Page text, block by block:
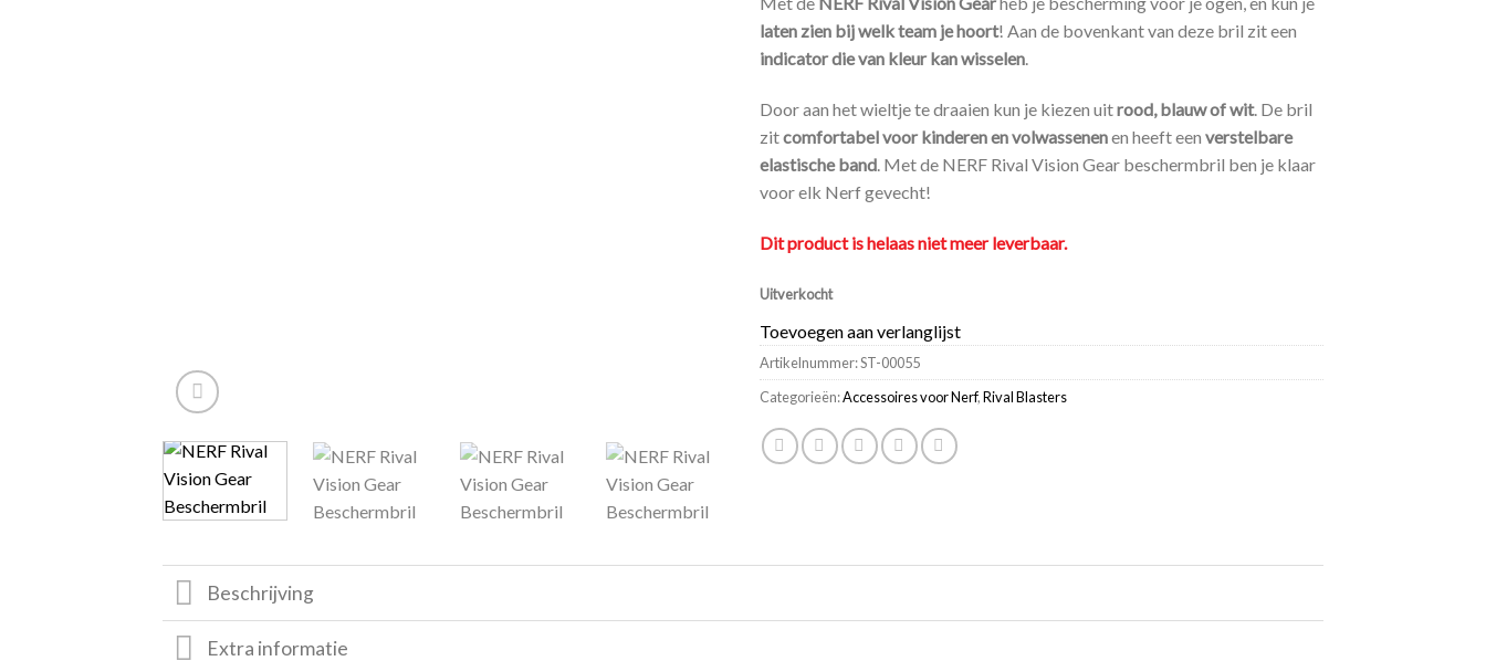
laten zien bij welk team je hoort! Aan de bovenkant van deze bril zit een
indicator die van kleur kan wisselen.
Door aan het wieltje te draaien kun je kiezen uitrood, blauw of wit. De bril
zitcomfortabel voor kinderen en volwassenenen heeft een verstelbare
elastische band . Met de NERF Rival Vision Gear beschermbril ben je klaar
voor elk Nerf gevecht!
Dit product is helaas niet meer leverbaar.
Uitverkocht
Toevoegen aan verlanglijst
Artikelnummer:ST-00055
Categorieën:Accessoires voor Nerf,Rival Blasters
Beschrijving
Extra informatie